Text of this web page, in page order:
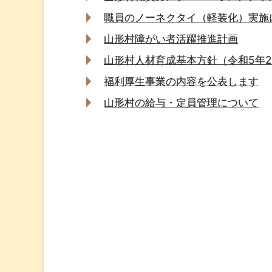
職員のノーネクタイ（軽装化）実施
山形村障がい者活躍推進計画
山形村人材育成基本方針（令和5年2
福利厚生事業の内容を公表します
山形村の給与・定員管理について